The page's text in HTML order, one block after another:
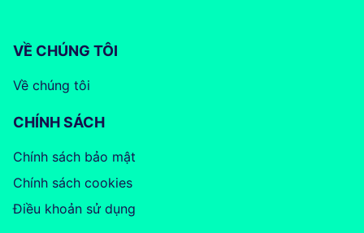
VỀ CHÚNG TÔI
Về chúng tôi
CHÍNH SÁCH
Chính sách bảo mật
Chính sách cookies
Điều khoản sử dụng